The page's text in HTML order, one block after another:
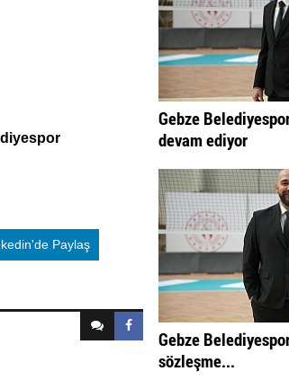
Paylaş
Gebze
devam ediyor
Gebze
sözleşme...